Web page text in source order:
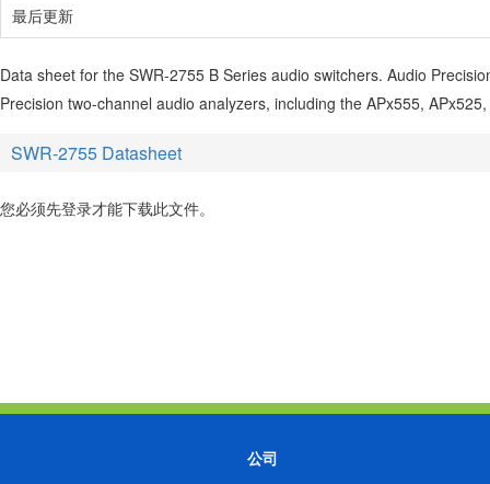
最后更新
Data sheet for the SWR-2755 B Series audio switchers. Audio
Precision two-channel audio analyzers, including the APx555,
SWR-2755 Datasheet
您必须先登录才能下载此文件。
公司